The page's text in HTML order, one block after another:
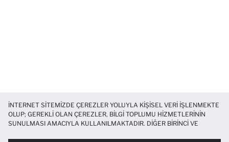
İNTERNET SITEMIZDE ÇEREZLER YOLUYLA KIŞISEL VERI IŞLENMEKTE
OLUP; GEREKLI OLAN ÇEREZLER, BILGI TOPLUMU HIZMETLERININ
SUNULMASI AMACIYLA KULLANILMAKTADIR. DIĞER BIRINCI VE